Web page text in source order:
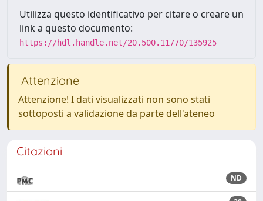
Utilizza questo identificativo per citare o creare un
link a questo documento:
https://hdl.handle.net/20.500.11770/135925
Attenzione
Attenzione! I dati visualizzati non sono stati
sottoposti a validazione da parte dell'ateneo
Citazioni
ND